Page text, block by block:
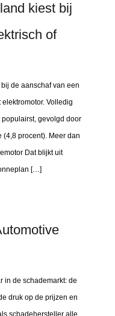
kiest bij
of
de aanschaf van een
Volledig
gevolgd door
procent). Meer dan
Dat blijkt uit
[…]
in de schademarkt: de
druk op de prijzen en
schadehersteller alle